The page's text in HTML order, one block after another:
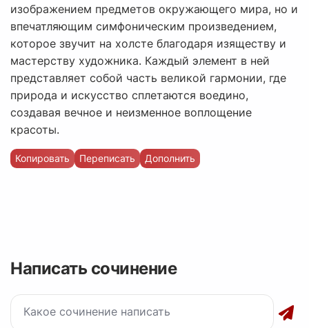
изображением предметов окружающего мира, но и
впечатляющим симфоническим произведением,
которое звучит на холсте благодаря изяществу и
мастерству художника. Каждый элемент в ней
представляет собой часть великой гармонии, где
природа и искусство сплетаются воедино,
создавая вечное и неизменное воплощение
красоты.
Копировать Переписать Дополнить
Написать сочинение